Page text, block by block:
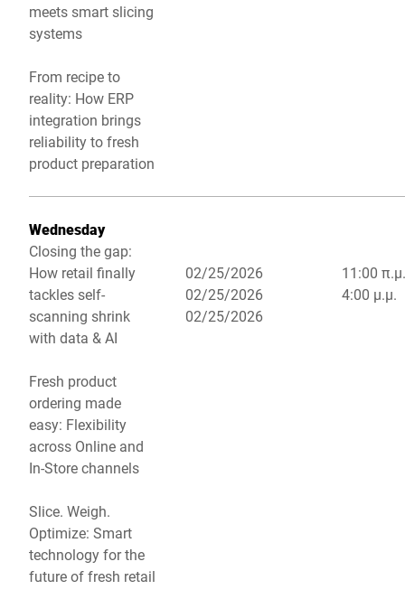
meets smart slicing
systems
From recipe to
reality: How ERP
integration brings
reliability to fresh
product preparation
Wednesday
Closing the gap:
How retail finally
tackles self-
scanning shrink
with data & AI
Fresh product
ordering made
easy: Flexibility
across Online and
In-Store channels
Slice. Weigh.
Optimize: Smart
technology for the
future of fresh retail
02/25/2026
02/25/2026
02/25/2026
11:00
4:00 μ.μ.